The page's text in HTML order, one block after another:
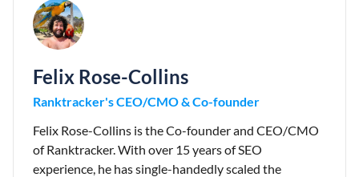
Felix Rose-Collins
Ranktracker's CEO/CMO & Co-founder
Felix Rose-Collins is the Co-founder and CEO/CMO
of Ranktracker. With over 15 years of SEO
experience, he has single-handedly scaled the